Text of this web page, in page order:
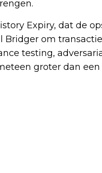
Expiry, dat de
Bridger om
testing,
groter dan een